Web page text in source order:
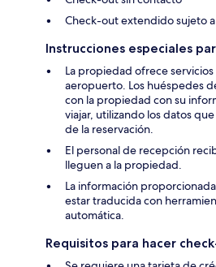
Check-out extendido sujeto
Instrucciones especiales
La propiedad ofrece
aeropuerto. Los huéspedes
con la propiedad con su
viajar, utilizando los datos
de la reservación.
El personal de recepción
lleguen a la propiedad.
La información
estar traducida con
automática.
Requisitos para hacer